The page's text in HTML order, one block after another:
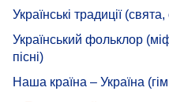
Українські традиції
Український фольклор
пісні)
Наша країна – Україна